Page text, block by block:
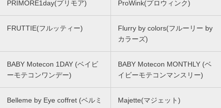
PRIMORE1day(プリモア) ProWink(プロウィンク)
FRUTTIE(フルッティー)
Flurry by colors(フルーリー by
カラーズ)
BABY Motecon 1DAY (ベイビ
ーモテコンワンデー)
BABY Motecon MONTHLY (ベ
イビーモテコンマンスリー)
Belleme by Eye coffret (ベルミ
Majette(マジェット)